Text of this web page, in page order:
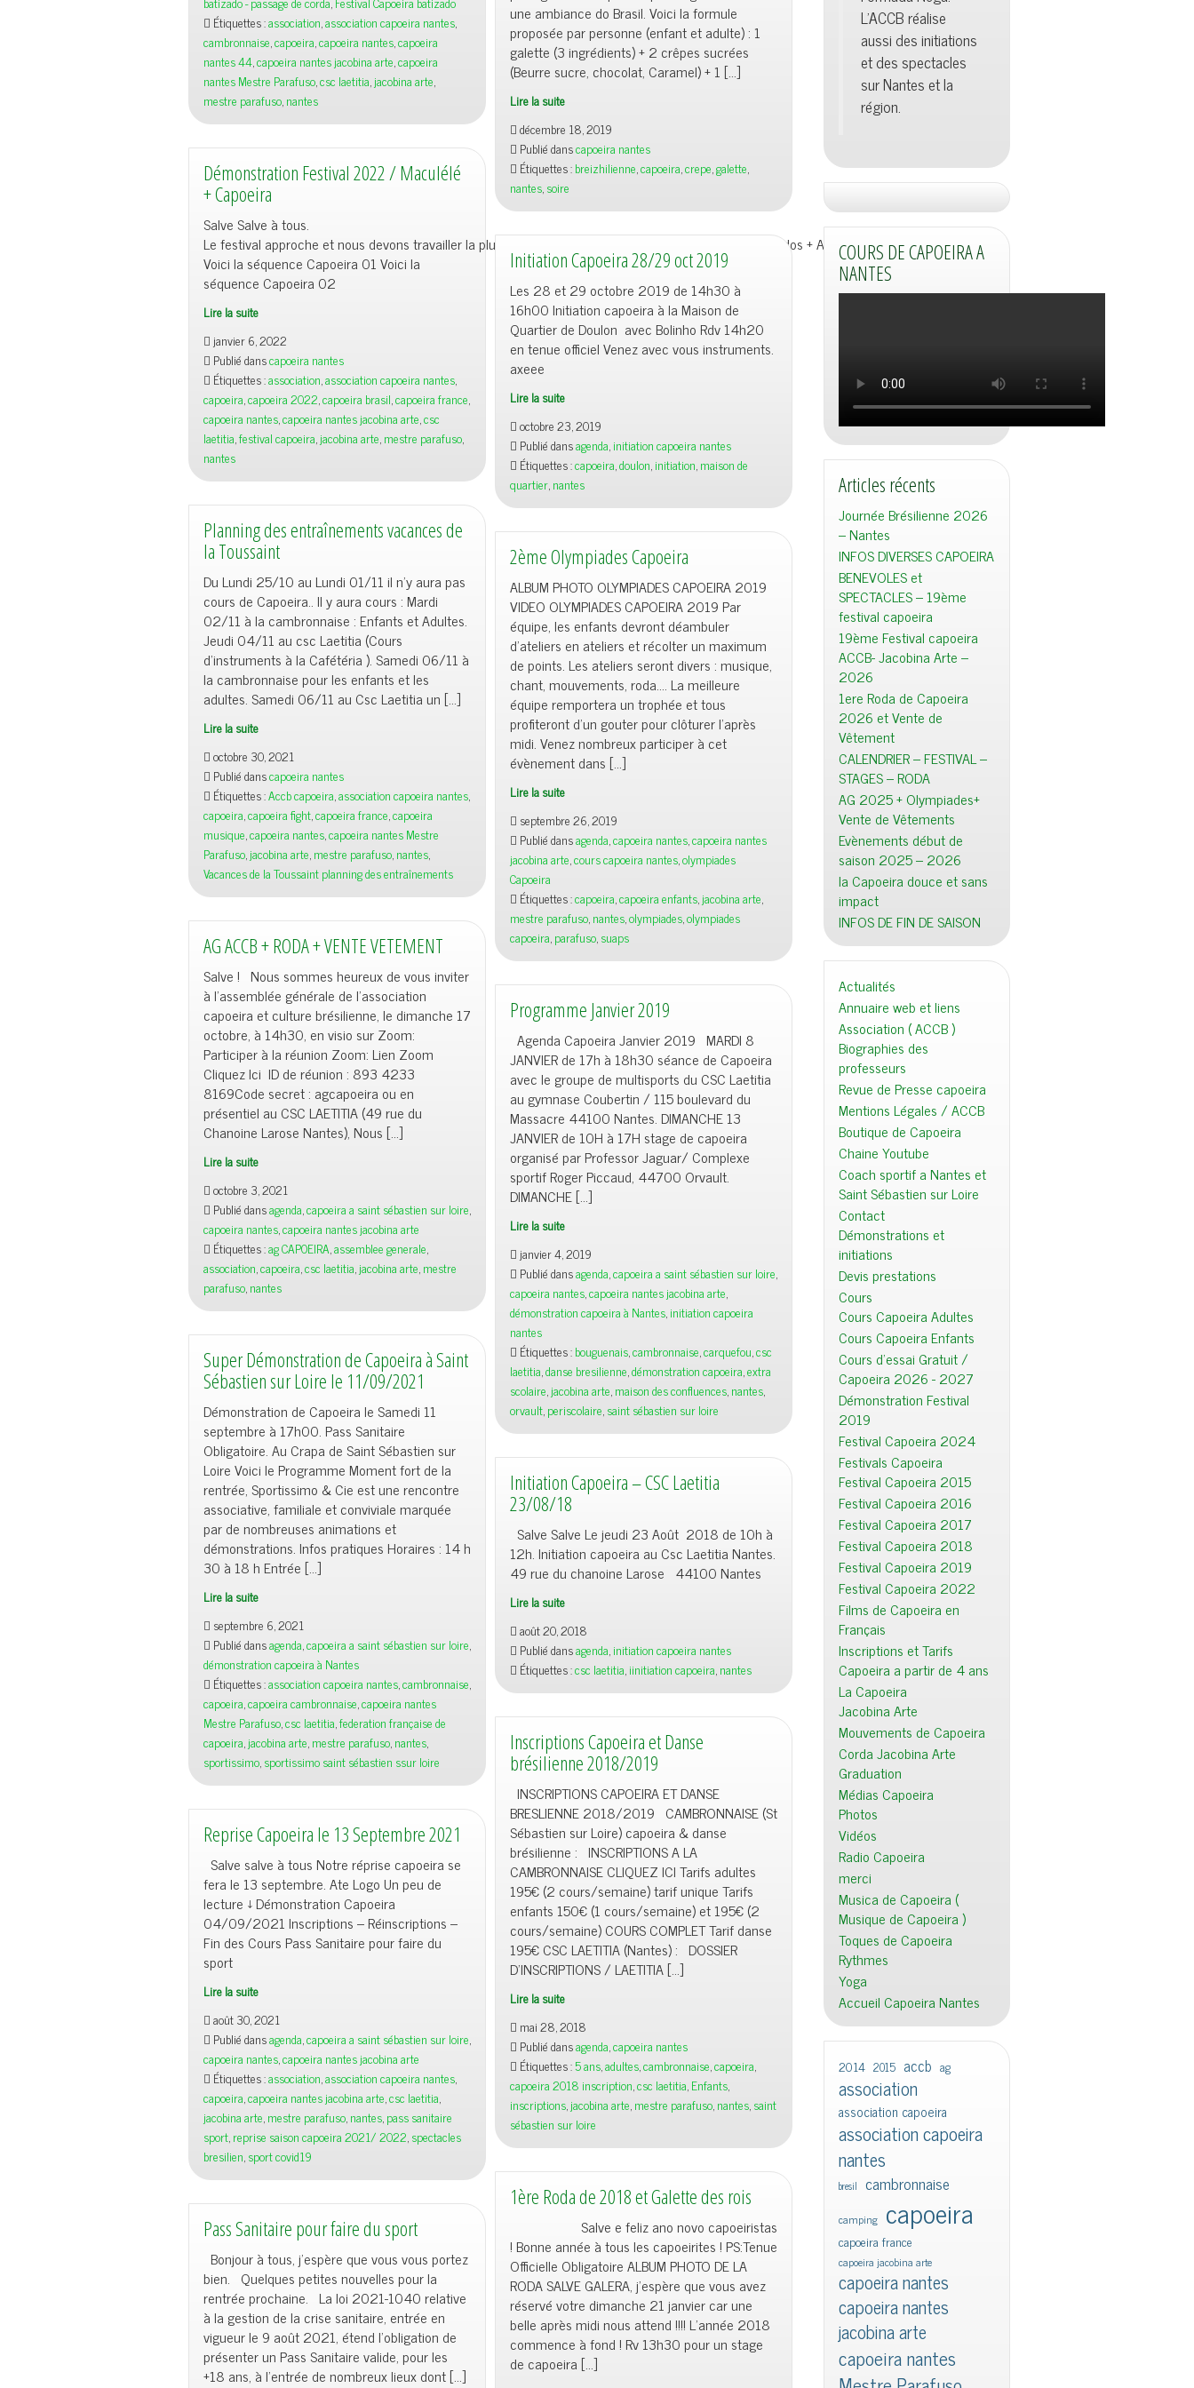
Capoeira
ACCB
–
Jacobina
Arte
Étiquettes :association,association capoeira nantes,
cambronnaise,capoeira,capoeira nantes,capoeira
nantes 44,capoeira nantes jacobina arte,capoeira
nantes Mestre Parafuso,csc laetitia,jacobina arte,
mestre parafuso,nantes
Démonstration Festival 2022 / Maculélé
+ Capoeira
Salve Salve à tous.
Le festival approche et nous devons travailler la plus possible.Voici la séquence Maculele ( Enfants + Ados + Adultes)
Voici la séquence Capoeira 01 Voici la
séquence Capoeira 02
Lire la suite
Festival
2022
/
Maculélé
+
Capoeira
janvier 6, 2022
Publié danscapoeira nantes
Étiquettes :association,association capoeira nantes,
capoeira,capoeira 2022,capoeira brasil,capoeira france,
capoeira nantes,capoeira nantes jacobina arte,csc
laetitia,festival capoeira,jacobina arte,mestre parafuso,
nantes
Planning des entraînements vacances de
la Toussaint
Du Lundi 25/10 au Lundi 01/11 il n’y aura pas
cours de Capoeira.. Il y aura cours : Mardi
02/11 à la cambronnaise : Enfants et Adultes.
Jeudi 04/11 au csc Laetitia (Cours
d’instruments à la Cafétéria ). Samedi 06/11 à
la cambronnaise pour les enfants et les
adultes. Samedi 06/11 au Csc Laetitia un […]
Lire la suite
des
entraînements
vacances
de
la
Toussaint
octobre 30, 2021
Publié danscapoeira nantes
Étiquettes :Accb capoeira,association capoeira nantes,
capoeira,capoeira fight,capoeira france,capoeira
musique,capoeira nantes,capoeira nantes Mestre
Parafuso,jacobina arte,mestre parafuso,nantes,
Vacances de la Toussaint planning des entraînements
AG ACCB + RODA + VENTE VETEMENT
Salve ! Nous sommes heureux de vous inviter
à l’assemblée générale de l’association
capoeira et culture brésilienne, le dimanche 17
octobre, à 14h30, en visio sur Zoom:
Participer à la réunion Zoom: Lien Zoom
Cliquez Ici ID de réunion : 893 4233
8169Code secret : agcapoeira ou en
présentiel au CSC LAETITIA (49 rue du
Chanoine Larose Nantes), Nous […]
Lire la suite
ACCB
+
RODA
+
VENTE
VETEMENT
octobre 3, 2021
Publié dansagenda,capoeira a saint sébastien sur loire,
capoeira nantes,capoeira nantes jacobina arte
Étiquettes :ag CAPOEIRA,assemblee generale,
association,capoeira,csc laetitia,jacobina arte,mestre
parafuso,nantes
Super Démonstration de Capoeira à Saint
Sébastien sur Loire le 11/09/2021
Démonstration de Capoeira le Samedi 11
septembre à 17h00. Pass Sanitaire
Obligatoire. Au Crapa de Saint Sébastien sur
Loire Voici le Programme Moment fort de la
rentrée, Sportissimo & Cie est une rencontre
associative, familiale et conviviale marquée
par de nombreuses animations et
démonstrations. Infos pratiques Horaires : 14 h
30 à 18 h Entrée […]
Lire la suite
Démonstration
de
Capoeira
à
Saint
Sébastien
sur
Loire
le
11/09/2021
septembre 6, 2021
Publié dansagenda,capoeira a saint sébastien sur loire,
démonstration capoeira à Nantes
Étiquettes :association capoeira nantes,cambronnaise,
capoeira,capoeira cambronnaise,capoeira nantes
Mestre Parafuso,csc laetitia,federation française de
capoeira,jacobina arte,mestre parafuso,nantes,
sportissimo,sportissimo saint sébastien ssur loire
Reprise Capoeira le 13 Septembre 2021
Salve salve à tous Notre réprise capoeira se
fera le 13 septembre. Ate Logo Un peu de
lecture ↓ Démonstration Capoeira
04/09/2021 Inscriptions – Réinscriptions –
Fin des Cours Pass Sanitaire pour faire du
sport
Lire la suite
Capoeira
le
13
Septembre
2021
août 30, 2021
Publié dansagenda,capoeira a saint sébastien sur loire,
capoeira nantes,capoeira nantes jacobina arte
Étiquettes :association,association capoeira nantes,
capoeira,capoeira nantes jacobina arte,csc laetitia,
jacobina arte,mestre parafuso,nantes,pass sanitaire
sport,reprise saison capoeira 2021/ 2022,spectacles
bresilien,sport covid19
Pass Sanitaire pour faire du sport
Bonjour à tous, j’espère que vous vous portez
bien. Quelques petites nouvelles pour la
rentrée prochaine. La loi 2021-1040 relative
à la gestion de la crise sanitaire, entrée en
vigueur le 9 août 2021, étend l’obligation de
présenter un Pass Sanitaire valide, pour les
+18 ans, à l’entrée de nombreux lieux dont […]
une ambiance do Brasil. Voici la formule
proposée par personne (enfant et adulte) : 1
galette (3 ingrédients) + 2 crêpes sucrées
(Beurre sucre, chocolat, Caramel) + 1 […]
Lire la suite
Breizhilienne
Crêpe
et
Galette
(
faites
maison
)
25/01/20
décembre 18, 2019
Publié danscapoeira nantes
Étiquettes :breizhilienne,capoeira,crepe,galette,
nantes,soire
Initiation Capoeira 28/29 oct 2019
Les 28 et 29 octobre 2019 de 14h30 à
16h00 Initiation capoeira à la Maison de
Quartier de Doulon avec Bolinho Rdv 14h20
en tenue officiel Venez avec vous instruments.
axeee
Lire la suite
Capoeira
28/29
oct
2019
octobre 23, 2019
Publié dansagenda,initiation capoeira nantes
Étiquettes :capoeira,doulon,initiation,maison de
quartier,nantes
2ème Olympiades Capoeira
ALBUM PHOTO OLYMPIADES CAPOEIRA 2019
VIDEO OLYMPIADES CAPOEIRA 2019 Par
équipe, les enfants devront déambuler
d’ateliers en ateliers et récolter un maximum
de points. Les ateliers seront divers : musique,
chant, mouvements, roda…. La meilleure
équipe remportera un trophée et tous
profiteront d’un gouter pour clôturer l’après
midi. Venez nombreux participer à cet
évènement dans […]
Lire la suite
Olympiades
Capoeira
septembre 26, 2019
Publié dansagenda,capoeira nantes,capoeira nantes
jacobina arte,cours capoeira nantes,olympiades
Capoeira
Étiquettes :capoeira,capoeira enfants,jacobina arte,
mestre parafuso,nantes,olympiades,olympiades
capoeira,parafuso,suaps
Programme Janvier 2019
Agenda Capoeira Janvier 2019 MARDI 8
JANVIER de 17h à 18h30 séance de Capoeira
avec le groupe de multisports du CSC Laetitia
au gymnase Coubertin / 115 boulevard du
Massacre 44100 Nantes. DIMANCHE 13
JANVIER de 10H à 17H stage de capoeira
organisé par Professor Jaguar/ Complexe
sportif Roger Piccaud, 44700 Orvault.
DIMANCHE […]
Lire la suite
Janvier
2019
janvier 4, 2019
Publié dansagenda,capoeira a saint sébastien sur loire,
capoeira nantes,capoeira nantes jacobina arte,
démonstration capoeira à Nantes,initiation capoeira
nantes
Étiquettes :bouguenais,cambronnaise,carquefou,csc
laetitia,danse bresilienne,démonstration capoeira,extra
scolaire,jacobina arte,maison des confluences,nantes,
orvault,periscolaire,saint sébastien sur loire
Initiation Capoeira – CSC Laetitia
23/08/18
Salve Salve Le jeudi 23 Août 2018 de 10h à
12h. Initiation capoeira au Csc Laetitia Nantes.
49 rue du chanoine Larose 44100 Nantes
Lire la suite
Capoeira
–
CSC
Laetitia
23/08/18
août 20, 2018
Publié dansagenda,initiation capoeira nantes
Étiquettes :csc laetitia,iinitiation capoeira,nantes
Inscriptions Capoeira et Danse
brésilienne 2018/2019
INSCRIPTIONS CAPOEIRA ET DANSE
BRESLIENNE 2018/2019 CAMBRONNAISE (St
Sébastien sur Loire) capoeira & danse
brésilienne : INSCRIPTIONS A LA
CAMBRONNAISE CLIQUEZ ICI Tarifs adultes
195€ (2 cours/semaine) tarif unique Tarifs
enfants 150€ (1 cours/semaine) et 195€ (2
cours/semaine) COURS COMPLET Tarif danse
195€ CSC LAETITIA (Nantes) : DOSSIER
D’INSCRIPTIONS / LAETITIA […]
Lire la suite
Capoeira
et
Danse
brésilienne
2018/2019
mai 28, 2018
Publié dansagenda,capoeira nantes
Étiquettes :5 ans,adultes,cambronnaise,capoeira,
capoeira 2018 inscription,csc laetitia,Enfants,
inscriptions,jacobina arte,mestre parafuso,nantes,saint
sébastien sur loire
1ère Roda de 2018 et Galette des rois
Salve e feliz ano novo capoeiristas
! Bonne année à tous les capoeirites ! PS:Tenue
Officielle Obligatoire ALBUM PHOTO DE LA
RODA SALVE GALERA, j’espère que vous avez
réservé votre dimanche 21 janvier car une
belle après midi nous attend !!!! L’année 2018
commence à fond ! Rv 13h30 pour un stage
de capoeira […]
L'ACCB réalise
aussi des initiations
et des spectacles
sur Nantes et la
région.
COURS DE CAPOEIRA A
NANTES
Articles récents
Journée Brésilienne 2026
– Nantes
INFOS DIVERSES CAPOEIRA
BENEVOLES et
SPECTACLES – 19ème
festival capoeira
19ème Festival capoeira
ACCB- Jacobina Arte –
2026
1ere Roda de Capoeira
2026 et Vente de
Vêtement
CALENDRIER – FESTIVAL –
STAGES – RODA
AG 2025 + Olympiades+
Vente de Vêtements
Evènements début de
saison 2025 – 2026
la Capoeira douce et sans
impact
INFOS DE FIN DE SAISON
Actualités
Annuaire web et liens
Association ( ACCB )
Biographies des
professeurs
Revue de Presse capoeira
Mentions Légales / ACCB
Boutique de Capoeira
Chaine Youtube
Coach sportif a Nantes et
Saint Sébastien sur Loire
Contact
Démonstrations et
initiations
Devis prestations
Cours
Cours Capoeira Adultes
Cours Capoeira Enfants
Cours d'essai Gratuit /
Capoeira 2026 - 2027
Démonstration Festival
2019
Festival Capoeira 2024
Festivals Capoeira
Festival Capoeira 2015
Festival Capoeira 2016
Festival Capoeira 2017
Festival Capoeira 2018
Festival Capoeira 2019
Festival Capoeira 2022
Films de Capoeira en
Français
Inscriptions et Tarifs
Capoeira a partir de 4 ans
La Capoeira
Jacobina Arte
Mouvements de Capoeira
Corda Jacobina Arte
Graduation
Médias Capoeira
Photos
Vidéos
Radio Capoeira
merci
Musica de Capoeira (
Musique de Capoeira )
Toques de Capoeira
Rythmes
Yoga
Accueil Capoeira Nantes
2014 2015 accb ag
association
association capoeira
association capoeira
nantes
bresil cambronnaise
camping capoeira
capoeira france
capoeira jacobina arte
capoeira nantes
capoeira nantes
jacobina arte
capoeira nantes